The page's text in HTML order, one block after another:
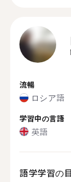
流暢
ロシア語
学習中の言語
英語
語学学習の